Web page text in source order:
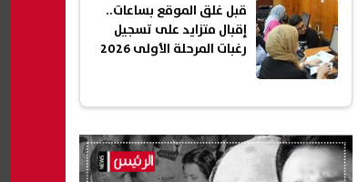
قبل غلق الموقع بساعات..
إقبال متزايد على تسجيل
رغبات المرحلة الأولى 2026